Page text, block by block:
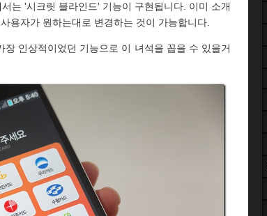
는 '시크릿 블라인드' 기능이 구현됩니다. 이미 소개
용자가 원하는대로 변경하는 것이 가능합니다.
인상적이었던 기능으로 이 녀석을 꼽을 수 있을거